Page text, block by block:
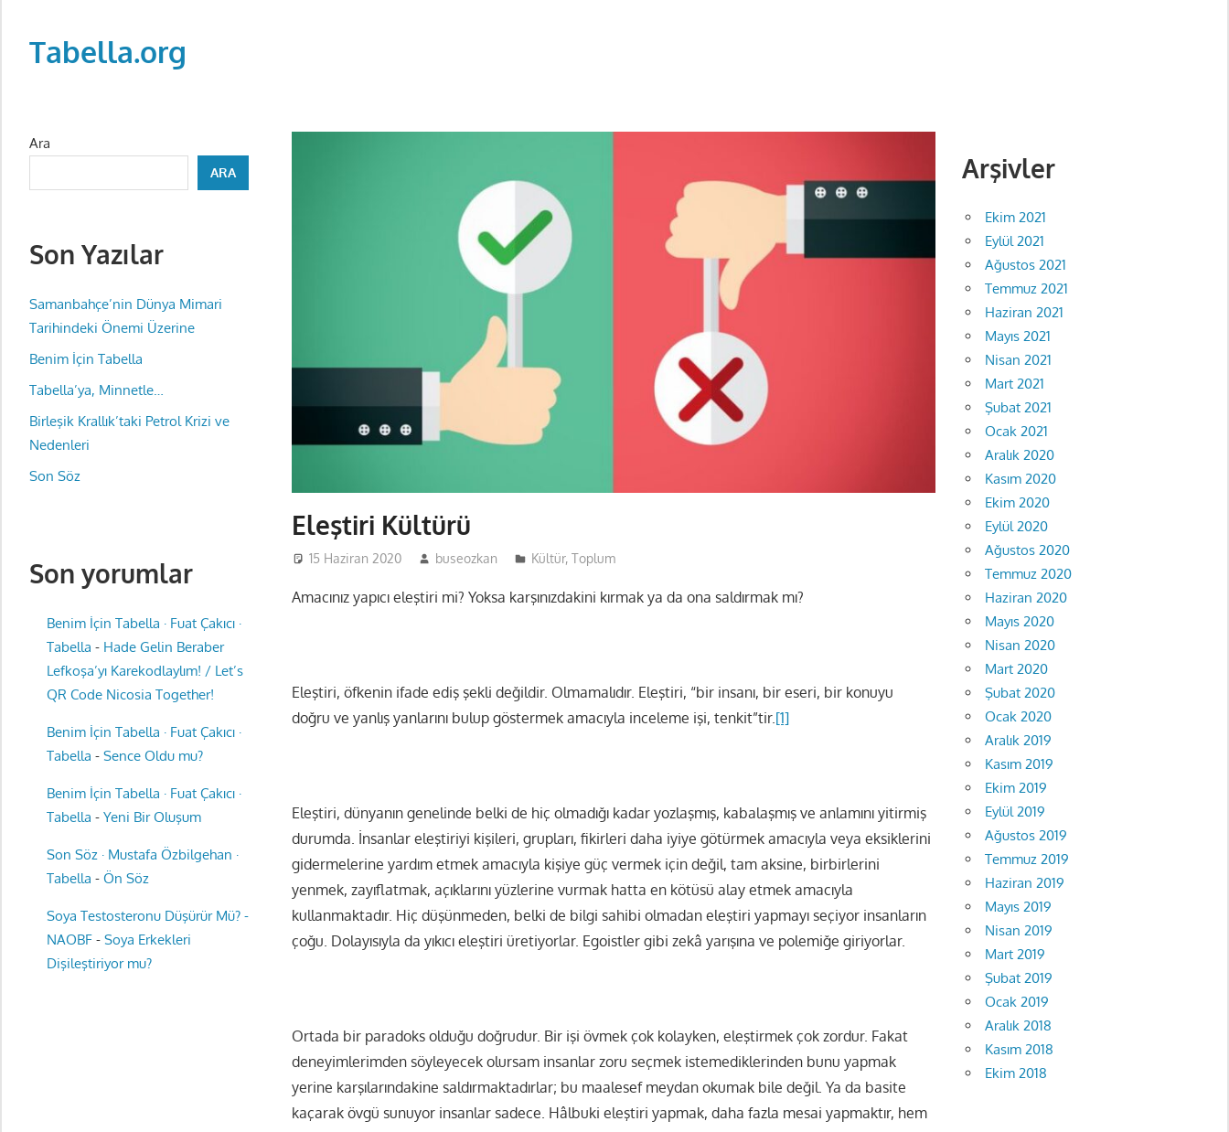
contentTabella.org
Eleştiri Kültürü
15 Haziran 2020 buseozkan Kültür, Toplum
Amacınız yapıcı eleştiri mi? Yoksa karşınızdakini kırmak ya da ona saldırmak mı?
Eleştiri, öfkenin ifade ediş şekli değildir. Olmamalıdır. Eleştiri, “bir insanı, bir eseri, bir konuyu
doğru ve yanlış yanlarını bulup göstermek amacıyla inceleme işi, tenkit”tir.[1]
Eleştiri, dünyanın genelinde belki de hiç olmadığı kadar yozlaşmış, kabalaşmış ve anlamını yitirmiş
durumda. İnsanlar eleştiriyi kişileri, grupları, fikirleri daha iyiye götürmek amacıyla veya eksiklerini
gidermelerine yardım etmek amacıyla kişiye güç vermek için değil, tam aksine, birbirlerini
yenmek, zayıflatmak, açıklarını yüzlerine vurmak hatta en kötüsü alay etmek amacıyla
kullanmaktadır. Hiç düşünmeden, belki de bilgi sahibi olmadan eleştiri yapmayı seçiyor insanların
çoğu. Dolayısıyla da yıkıcı eleştiri üretiyorlar. Egoistler gibi zekâ yarışına ve polemiğe giriyorlar.
Ortada bir paradoks olduğu doğrudur. Bir işi övmek çok kolayken, eleştirmek çok zordur. Fakat
deneyimlerimden söyleyecek olursam insanlar zoru seçmek istemediklerinden bunu yapmak
yerine karşılarındakine saldırmaktadırlar; bu maalesef meydan okumak bile değil. Ya da basite
kaçarak övgü sunuyor insanlar sadece. Hâlbuki eleştiri yapmak, daha fazla mesai yapmaktır, hem
Ara
ARA
Son Yazılar
Samanbahçe’nin Dünya Mimari
Tarihindeki Önemi Üzerine
Benim İçin Tabella
Tabella’ya, Minnetle…
Birleşik Krallık’taki Petrol Krizi ve
Nedenleri
Son Söz
Son yorumlar
Benim İçin Tabella · Fuat Çakıcı ·
Tabella - Hade Gelin Beraber
Lefkoşa’yı Karekodlaylım! / Let’s
QR Code Nicosia Together!
Benim İçin Tabella · Fuat Çakıcı ·
Tabella - Sence Oldu mu?
Benim İçin Tabella · Fuat Çakıcı ·
Tabella - Yeni Bir Oluşum
Son Söz · Mustafa Özbilgehan ·
Tabella - Ön Söz
Soya Testosteronu Düşürür Mü? -
NAOBF- Soya Erkekleri
Dişileştiriyor mu?
Arşivler
Ekim 2021
Eylül 2021
Ağustos 2021
Temmuz 2021
Haziran 2021
Mayıs 2021
Nisan 2021
Mart 2021
Şubat 2021
Ocak 2021
Aralık 2020
Kasım 2020
Ekim 2020
Eylül 2020
Ağustos 2020
Temmuz 2020
Haziran 2020
Mayıs 2020
Nisan 2020
Mart 2020
Şubat 2020
Ocak 2020
Aralık 2019
Kasım 2019
Ekim 2019
Eylül 2019
Ağustos 2019
Temmuz 2019
Haziran 2019
Mayıs 2019
Nisan 2019
Mart 2019
Şubat 2019
Ocak 2019
Aralık 2018
Kasım 2018
Ekim 2018